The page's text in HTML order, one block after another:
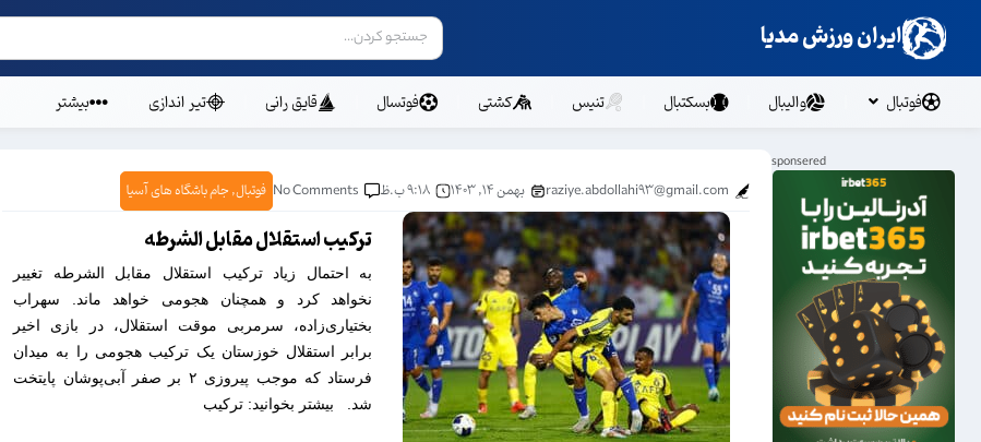
ایران ورزش مدیا
فوتبال والیبال بسکتبال تنیس کشتی فوتسال قایق رانی تیر اندازی بیشتر
raziye.abdollahi93@gmail.com بهمن ۱۴, ۱۴۰۳ ۹:۱۸ ب.ظ No Comments فوتبال,جام باشگاه های آسیا
ترکیب استقلال مقابل الشرطه
به احتمال زیاد ترکیب استقلال مقابل الشرطه تغییر
نخواهد کرد و همچنان هجومی خواهد ماند. سهراب
بختیاری‌زاده، سرمربی موقت استقلال، در بازی اخیر
برابر استقلال خوزستان یک ترکیب هجومی را به میدان
فرستاد که موجب پیروزی ۲ بر صفر آبی‌پوشان پایتخت
شد. بیشتر بخوانید: ترکیب